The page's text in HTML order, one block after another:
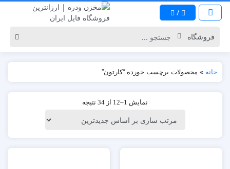
/
خانه » محصولات برچسب خورده “کارتون”
نمایش 1–12 از 34 نتیجه